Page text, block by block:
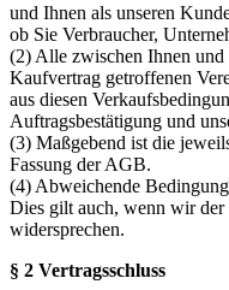
und Ihnen als unseren
ob Sie Verbraucher,
(2) Alle zwischen Ihnen und
Kaufvertrag getroffenen
aus diesen
Auftragsbestätigung und
(3) Maßgebend ist die
Fassung der AGB.
(4) Abweichende
Dies gilt auch, wenn wir
widersprechen.
§ 2 Vertragsschluss